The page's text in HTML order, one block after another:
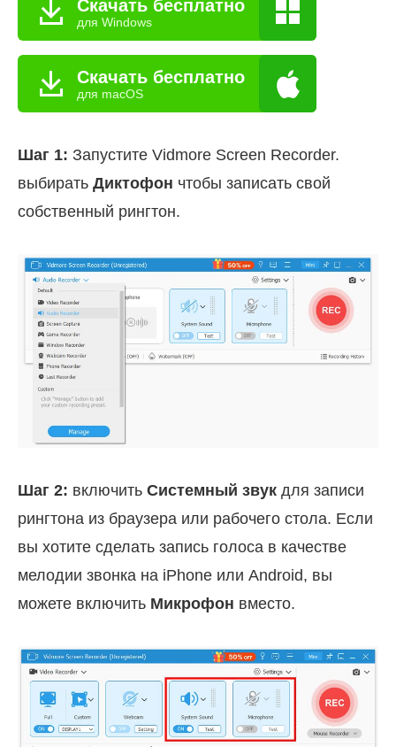
Скачать бесплатно
для Windows
Скачать бесплатно
для macOS
Шаг 1: Запустите Vidmore Screen Recorder.
выбирать Диктофон чтобы записать свой
собственный рингтон.
Шаг 2: включить Системный звук для записи
рингтона из браузера или рабочего стола. Если
вы хотите сделать запись голоса в качестве
мелодии звонка на iPhone или Android, вы
можете включить Микрофон вместо.